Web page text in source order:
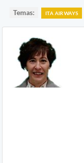
Temas: ITA AIRWAYS